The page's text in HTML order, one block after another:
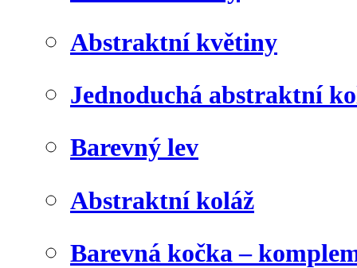
Abstraktní květiny
Jednoduchá abstraktní
Barevný lev
Abstraktní koláž
Barevná kočka –